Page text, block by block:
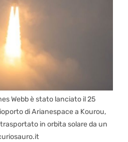
Webb è stato lanciato il 25
di Arianespace a Kourou,
in orbita solare da un